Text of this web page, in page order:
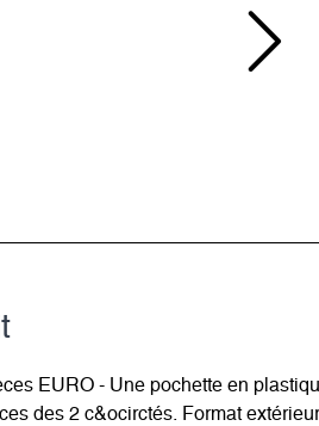
EURO - Une pochette en
des 2 c&ocirctés. Format